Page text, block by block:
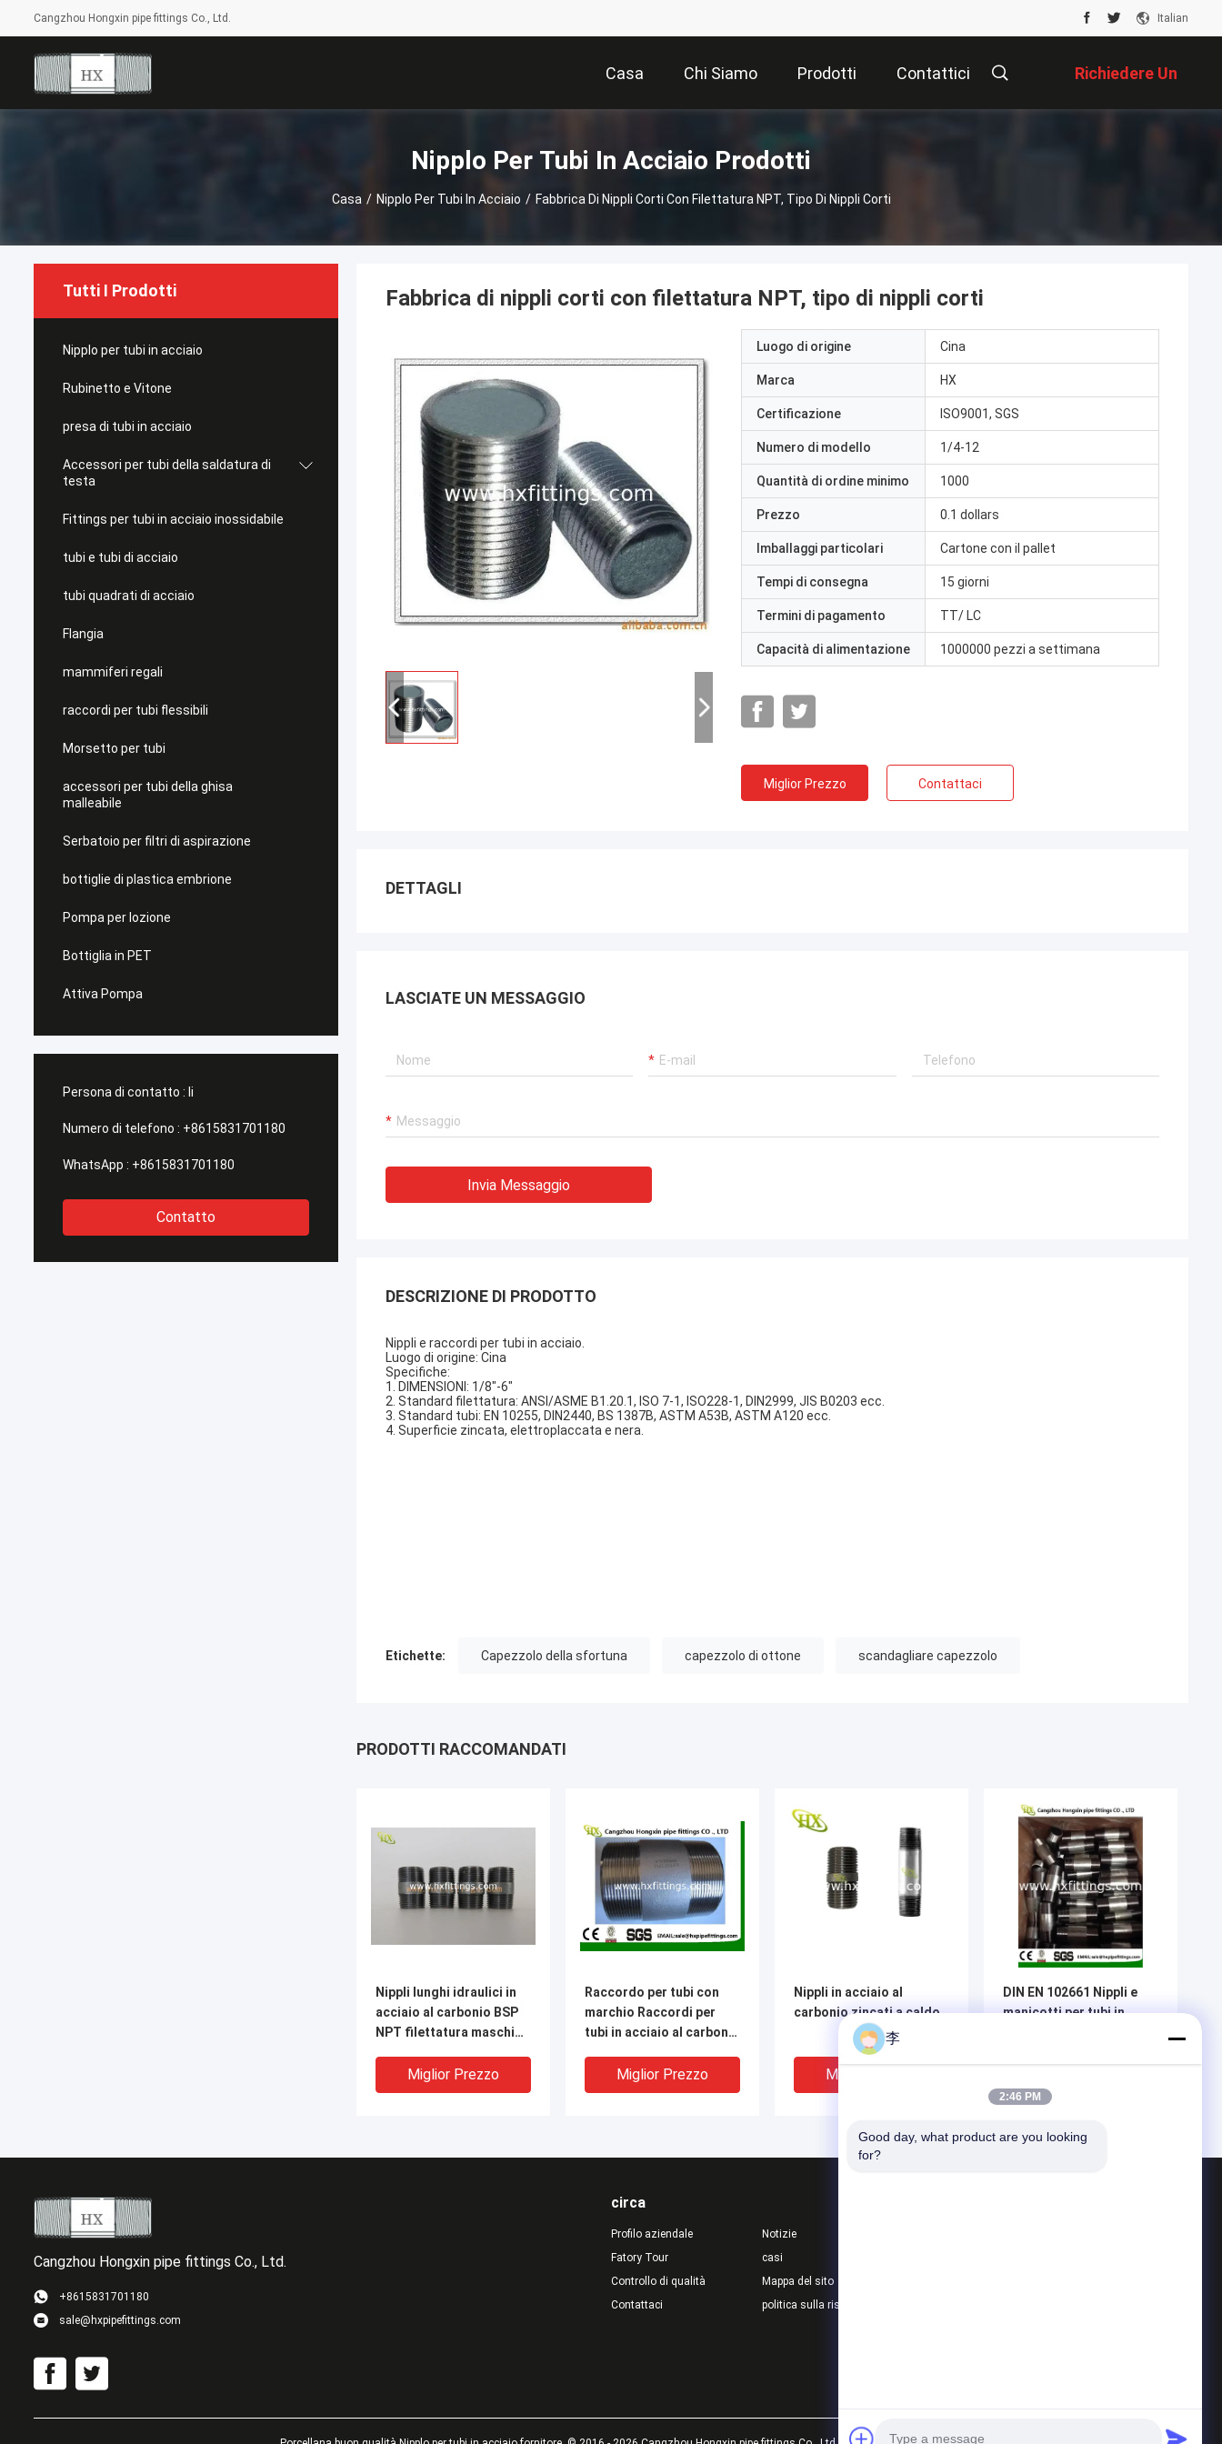
Cangzhou Hongxin pipe fittings Co., Ltd. Italian
Casa Chi Siamo Prodotti Contattici Richiedere Un
Preventivo
Nipplo Per Tubi In Acciaio Prodotti
Casa / Nipplo Per Tubi In Acciaio / Fabbrica Di Nippli Corti Con Filettatura NPT, Tipo Di Nippli Corti
Tutti I Prodotti
Nipplo per tubi in acciaio
Rubinetto e Vitone
presa di tubi in acciaio
Accessori per tubi della saldatura di
testa
Fittings per tubi in acciaio inossidabile
tubi e tubi di acciaio
tubi quadrati di acciaio
Flangia
mammiferi regali
raccordi per tubi flessibili
Morsetto per tubi
accessori per tubi della ghisa
malleabile
Serbatoio per filtri di aspirazione
bottiglie di plastica embrione
Pompa per lozione
Bottiglia in PET
Attiva Pompa
Persona di contatto : li
Numero di telefono : +8615831701180
WhatsApp : +8615831701180
Contatto
Fabbrica di nippli corti con filettatura NPT, tipo di nippli corti
Luogo di origine Cina
Marca HX
Certificazione ISO9001, SGS
Numero di modello 1/4-12
Quantità di ordine minimo 1000
Prezzo 0.1 dollars
Imballaggi particolari Cartone con il pallet
Tempi di consegna 15 giorni
Termini di pagamento TT/ LC
Capacità di alimentazione 1000000 pezzi a settimana
Miglior Prezzo Contattaci
DETTAGLI
LASCIATE UN MESSAGGIO
Invia Messaggio
DESCRIZIONE DI PRODOTTO
Nippli e raccordi per tubi in acciaio.
Luogo di origine: Cina
Specifiche:
1. DIMENSIONI: 1/8"-6"
2. Standard filettatura: ANSI/ASME B1.20.1, ISO 7-1, ISO228-1, DIN2999, JIS B0203 ecc.
3. Standard tubi: EN 10255, DIN2440, BS 1387B, ASTM A53B, ASTM A120 ecc.
4. Superficie zincata, elettroplaccata e nera.
Etichette: Capezzolo della sfortuna capezzolo di ottone scandagliare capezzolo
PRODOTTI RACCOMANDATI
Nippli lunghi idraulici in
acciaio al carbonio BSP
NPT filettatura maschio
zincato nipplo maschio
Miglior Prezzo
Raccordo per tubi con
marchio Raccordi per
tubi in acciaio al carbonio
Miglior Prezzo
Nippli in acciaio al
carbonio zincati a caldo
Miglior Prezzo
DIN EN 102661 Nippli e
manicotti per tubi in
Cangzhou Hongxin pipe fittings Co., Ltd.
+8615831701180
sale@hxpipefittings.com
circa
Profilo aziendale
Fatory Tour
Controllo di qualità
Contattaci
Notizie
casi
Mappa del sito
politica sulla riservatezza
李
2:46 PM
Good day, what product are you looking
for?